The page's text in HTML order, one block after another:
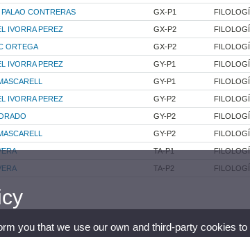
CONTRERAS GX-P1
IVORRA PEREZ GX-P2
ORTEGA GX-P2
IVORRA PEREZ GY-P1
GY-P1
IVORRA PEREZ GY-P2
GY-P2
GY-P2
TA-P1
TA-P2
you that we use our own and third-party cookies